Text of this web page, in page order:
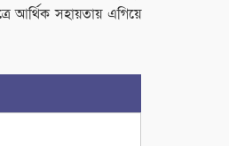
আর্থিক সহায়তায় এগিয়ে